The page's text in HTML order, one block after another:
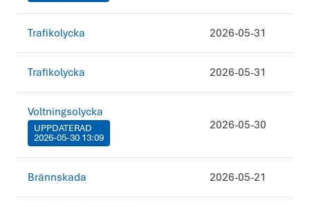
Trafikolycka 2026-05-31
Trafikolycka 2026-05-31
Voltningsolycka
UPPDATERAD
2026-05-30 13:09
2026-05-30
Brännskada 2026-05-21